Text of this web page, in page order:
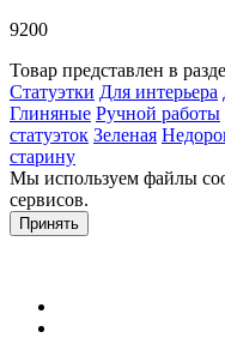
9200
Товар представлен в
Статуэтки Для интерьера
Глиняные Ручной работы
статуэток Зеленая
старину
Мы используем файлы
сервисов.
Принять